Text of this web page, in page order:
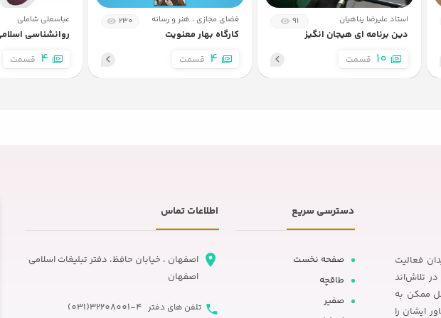
10 ویژگی والد ذهن آگاه 8
11 علل بد رفتاری فرزندان
14 سرمایه معنوی 3
بستر هایی برای تقویت سرمایه معنوی 1
استاد علیرضا پناهیان 91
دین برنامه ای هیجان انگیز
10 قسمت
فضای مجازی ، هنر و رسانه 230
کارگاه بهار معنویت
4 قسمت
عباسعلی شاملی
روانشناسی
4 قسمت
فعالیت
تلاش‌اند
ممکن به
ایشان را
دسترسی سریع
صفحه نخست
طاقچه
صفیر
اطلاعات تماس
اصفهان ، خیابان حافظ، دفتر تبلیغات اسلامی
اصفهان
تلفن های دفتر 32208001-4(031)